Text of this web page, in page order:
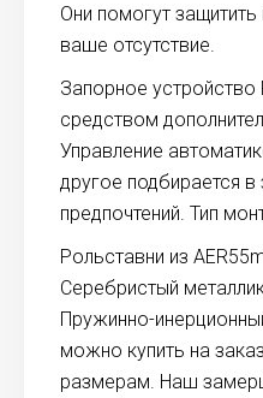
Они помогут
ваше отсутствие.
Запорное устройство
средством
Управление
другое подбирается
предпочтений. Тип
Рольставни из
Серебристый
Пружинно-
можно купить на
размерам. Наш